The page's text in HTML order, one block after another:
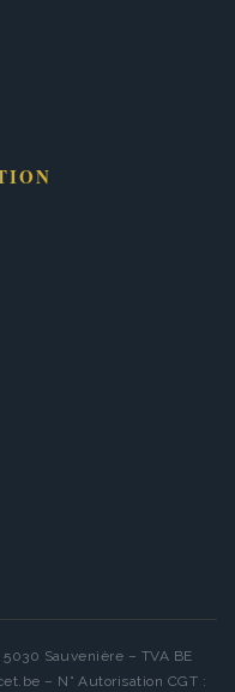
Sauvenière – TVA BE
– N° Autorisation CGT :